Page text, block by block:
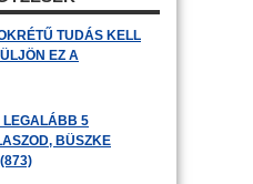
TUDÁS KELL
EZ A
LEGALÁBB 5
BÜSZKE